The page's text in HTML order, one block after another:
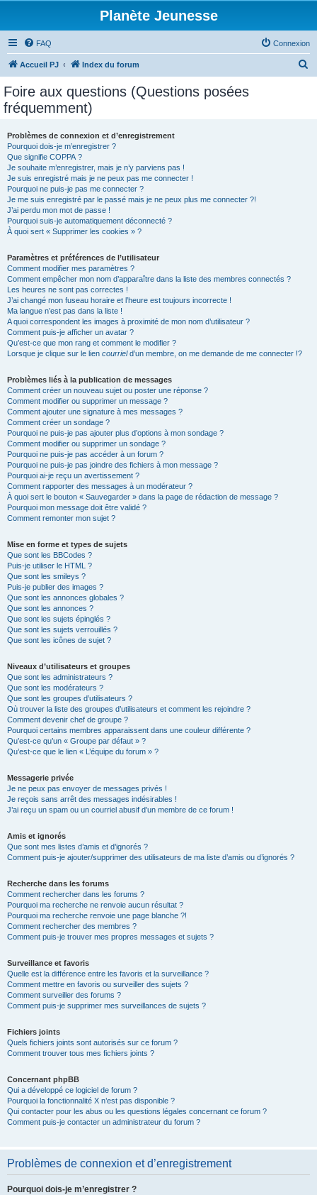
Planète Jeunesse
FAQ Connexion
Accueil PJ Index du forum
Foire aux questions (Questions posées
fréquemment)
Problèmes de connexion et d’enregistrement
Pourquoi dois-je m’enregistrer ?
Que signifie COPPA ?
Je souhaite m’enregistrer, mais je n’y parviens pas !
Je suis enregistré mais je ne peux pas me connecter !
Pourquoi ne puis-je pas me connecter ?
Je me suis enregistré par le passé mais je ne peux plus me connecter ?!
J’ai perdu mon mot de passe !
Pourquoi suis-je automatiquement déconnecté ?
À quoi sert « Supprimer les cookies » ?
Paramètres et préférences de l’utilisateur
Comment modifier mes paramètres ?
Comment empêcher mon nom d’apparaître dans la liste des membres connectés ?
Les heures ne sont pas correctes !
J’ai changé mon fuseau horaire et l’heure est toujours incorrecte !
Ma langue n’est pas dans la liste !
A quoi correspondent les images à proximité de mon nom d’utilisateur ?
Comment puis-je afficher un avatar ?
Qu’est-ce que mon rang et comment le modifier ?
Lorsque je clique sur le lien courrield’un membre, on me demande de me connecter !?
Problèmes liés à la publication de messages
Comment créer un nouveau sujet ou poster une réponse ?
Comment modifier ou supprimer un message ?
Comment ajouter une signature à mes messages ?
Comment créer un sondage ?
Pourquoi ne puis-je pas ajouter plus d’options à mon sondage ?
Comment modifier ou supprimer un sondage ?
Pourquoi ne puis-je pas accéder à un forum ?
Pourquoi ne puis-je pas joindre des fichiers à mon message ?
Pourquoi ai-je reçu un avertissement ?
Comment rapporter des messages à un modérateur ?
À quoi sert le bouton « Sauvegarder » dans la page de rédaction de message ?
Pourquoi mon message doit être validé ?
Comment remonter mon sujet ?
Mise en forme et types de sujets
Que sont les BBCodes ?
Puis-je utiliser le HTML ?
Que sont les smileys ?
Puis-je publier des images ?
Que sont les annonces globales ?
Que sont les annonces ?
Que sont les sujets épinglés ?
Que sont les sujets verrouillés ?
Que sont les icônes de sujet ?
Niveaux d’utilisateurs et groupes
Que sont les administrateurs ?
Que sont les modérateurs ?
Que sont les groupes d’utilisateurs ?
Où trouver la liste des groupes d’utilisateurs et comment les rejoindre ?
Comment devenir chef de groupe ?
Pourquoi certains membres apparaissent dans une couleur différente ?
Qu’est-ce qu’un « Groupe par défaut » ?
Qu’est-ce que le lien « L’équipe du forum » ?
Messagerie privée
Je ne peux pas envoyer de messages privés !
Je reçois sans arrêt des messages indésirables !
J’ai reçu un spam ou un courriel abusif d’un membre de ce forum !
Amis et ignorés
Que sont mes listes d’amis et d’ignorés ?
Comment puis-je ajouter/supprimer des utilisateurs de ma liste d’amis ou d’ignorés ?
Recherche dans les forums
Comment rechercher dans les forums ?
Pourquoi ma recherche ne renvoie aucun résultat ?
Pourquoi ma recherche renvoie une page blanche ?!
Comment rechercher des membres ?
Comment puis-je trouver mes propres messages et sujets ?
Surveillance et favoris
Quelle est la différence entre les favoris et la surveillance ?
Comment mettre en favoris ou surveiller des sujets ?
Comment surveiller des forums ?
Comment puis-je supprimer mes surveillances de sujets ?
Fichiers joints
Quels fichiers joints sont autorisés sur ce forum ?
Comment trouver tous mes fichiers joints ?
Concernant phpBB
Qui a développé ce logiciel de forum ?
Pourquoi la fonctionnalité X n’est pas disponible ?
Qui contacter pour les abus ou les questions légales concernant ce forum ?
Comment puis-je contacter un administrateur du forum ?
Problèmes de connexion et d’enregistrement
Pourquoi dois-je m’enregistrer ?